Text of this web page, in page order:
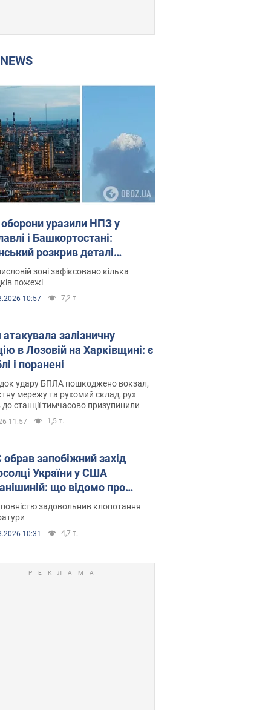
NEWS
уразили НПЗ у
і Башкортостані:
розкрив деталі
операції. Фото і відео
зоні зафіксовано кілька
пожежі
10:57 7,2 т.
атакувала залізничну
в Лозовій на Харківщині: є
і поранені
удару БПЛА пошкоджено вокзал,
мережу та рухомий склад, рух
до станції тимчасово призупинили
11:57 1,5 т.
захід
України у США
що відомо про
задовольнив клопотання
10:31 4,7 т.